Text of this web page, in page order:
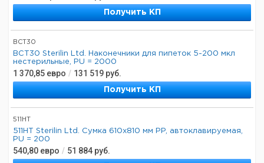
Получить КП
BCT30
BCT30 Sterilin Ltd. Наконечники для пипеток 5-200 мкл
нестерильные, PU = 2000
1 370,85 евро / 131 519 руб.
Получить КП
511HT
511HT Sterilin Ltd. Сумка 610x810 мм PP, автоклавируемая,
PU = 200
540,80 евро / 51 884 руб.